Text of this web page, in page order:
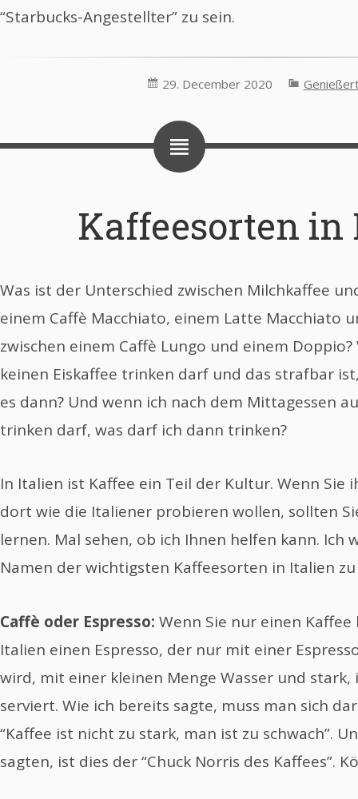
“Starbucks-Angestellter” zu sein.
29. December 2020
Kaffeesorten
Was ist der Unterschied zwischen Milchkaffee
einem Caffè Macchiato, einem Latte Macchiato
zwischen einem Caffè Lungo und einem
keinen Eiskaffee trinken darf und das strafbar
es dann? Und wenn ich nach dem Mittagessen
trinken darf, was darf ich dann trinken?
In Italien ist Kaffee ein Teil der Kultur. Wenn Sie
dort wie die Italiener probieren wollen, sollten
lernen. Mal sehen, ob ich Ihnen helfen kann. Ich
Namen der wichtigsten Kaffeesorten in Italien
Caffè oder Espresso: Wenn Sie nur einen
Italien einen Espresso, der nur mit einer
wird, mit einer kleinen Menge Wasser und stark,
serviert. Wie ich bereits sagte, muss man sich
“Kaffee ist nicht zu stark, man ist zu schwach”.
sagten, ist dies der “Chuck Norris des Kaffees”.